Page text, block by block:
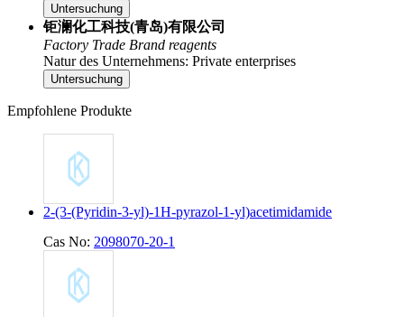
Untersuchung
钜澜化工科技(青岛)有限公司
Factory Trade Brand reagents
Natur des Unternehmens: Private enterprises
Untersuchung
Empfohlene Produkte
2-(3-(Pyridin-3-yl)-1H-pyrazol-1-yl)acetimidamide
Cas No: 2098070-20-1